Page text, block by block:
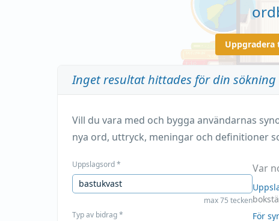
Inget resultat hittades för din sökning
Vill du vara med och bygga användarnas
nya ord, uttryck, meningar och definitioner
Uppslagsord*
max 75 tecken
Typ av bidrag*
Var
För